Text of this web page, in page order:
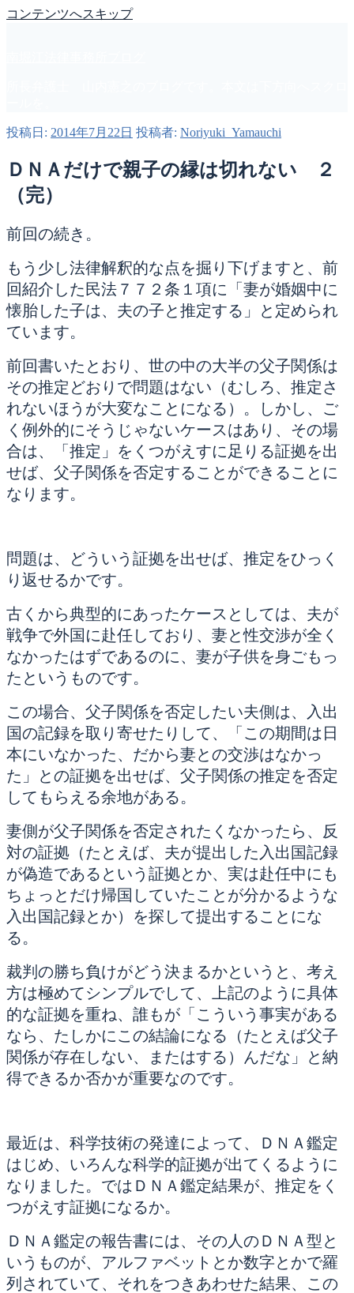
コンテンツへスキップ
投稿日: 2014年7月22日 投稿者: Noriyuki_Yamauchi
ＤＮＡだけで親子の縁は切れない ２
（完）
前回の続き。
もう少し法律解釈的な点を掘り下げますと、前
回紹介した民法７７２条１項に「妻が婚姻中に
懐胎した子は、夫の子と推定する」と定められ
ています。
前回書いたとおり、世の中の大半の父子関係は
その推定どおりで問題はない（むしろ、推定さ
れないほうが大変なことになる）。しかし、ご
く例外的にそうじゃないケースはあり、その場
合は、「推定」をくつがえすに足りる証拠を出
せば、父子関係を否定することができることに
なります。
問題は、どういう証拠を出せば、推定をひっく
り返せるかです。
古くから典型的にあったケースとしては、夫が
戦争で外国に赴任しており、妻と性交渉が全く
なかったはずであるのに、妻が子供を身ごもっ
たというものです。
この場合、父子関係を否定したい夫側は、入出
国の記録を取り寄せたりして、「この期間は日
本にいなかった、だから妻との交渉はなかっ
た」との証拠を出せば、父子関係の推定を否定
してもらえる余地がある。
妻側が父子関係を否定されたくなかったら、反
対の証拠（たとえば、夫が提出した入出国記録
が偽造であるという証拠とか、実は赴任中にも
ちょっとだけ帰国していたことが分かるような
入出国記録とか）を探して提出することにな
る。
裁判の勝ち負けがどう決まるかというと、考え
方は極めてシンプルでして、上記のように具体
的な証拠を重ね、誰もが「こういう事実がある
なら、たしかにこの結論になる（たとえば父子
関係が存在しない、またはする）んだな」と納
得できるか否かが重要なのです。
最近は、科学技術の発達によって、ＤＮＡ鑑定
はじめ、いろんな科学的証拠が出てくるように
なりました。ではＤＮＡ鑑定結果が、推定をく
つがえす証拠になるか。
ＤＮＡ鑑定の報告書には、その人のＤＮＡ型と
いうものが、アルファベットとか数字とかで羅
列されていて、それをつきあわせた結果、この